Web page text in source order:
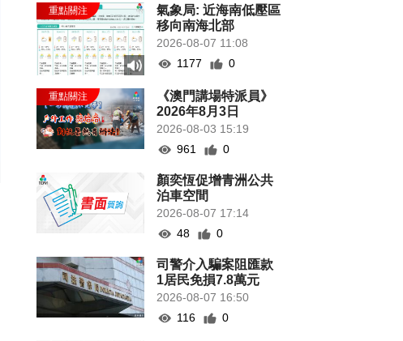
氣象局: 近海南低壓區
移向南海北部
2026-08-07 11:08
1177
0
《澳門講場特派員》
2026年8月3日
2026-08-03 15:19
961
0
顏奕恆促增青洲公共
泊車空間
2026-08-07 17:14
48
0
司警介入騙案阻匯款
1居民免損7.8萬元
2026-08-07 16:50
116
0